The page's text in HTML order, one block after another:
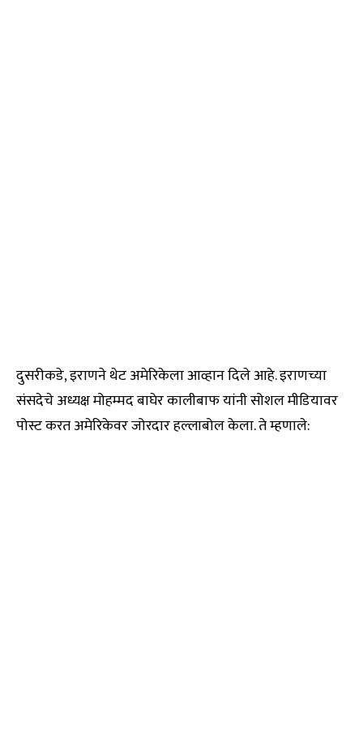
दुसरीकडे, इराणने थेट अमेरिकेला आव्हान दिले आहे. इराणच्या
संसदेचे अध्यक्ष मोहम्मद बाघेर कालीबाफ यांनी सोशल मीडियावर
पोस्ट करत अमेरिकेवर जोरदार हल्लाबोल केला. ते म्हणाले: